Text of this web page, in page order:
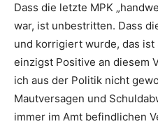
Dass die letzte MPK
war, ist unbestritten. Dass
und korrigiert wurde, das ist
einzigst Positive an diesem
ich aus der Politik nicht
Mautversagen und
immer im Amt befindlichen